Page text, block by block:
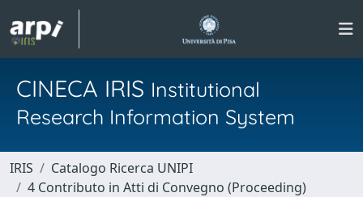
CINECA IRIS Institutional
Research Information System
IRIS
Catalogo Ricerca UNIPI
4 Contributo in Atti di Convegno (Proceeding)